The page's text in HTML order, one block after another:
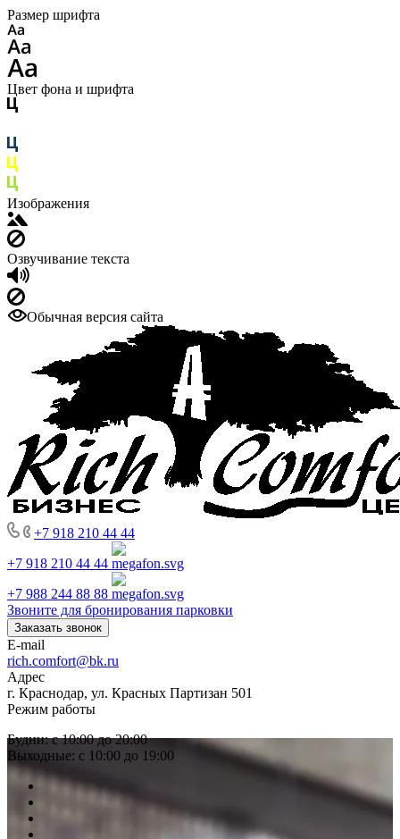
Размер шрифта
Цвет фона и шрифта
Изображения
Озвучивание текста
Обычная версия сайта
+7 918 210 44 44
+7 918 210 44 44
+7 988 244 88 88
Звоните для бронирования парковки
Заказать звонок
E-mail
rich.comfort@bk.ru
Адрес
г. Краснодар, ул. Красных Партизан 501
Режим работы
Будни: с 10:00 до 20:00
Выходные: с 10:00 до 19:00